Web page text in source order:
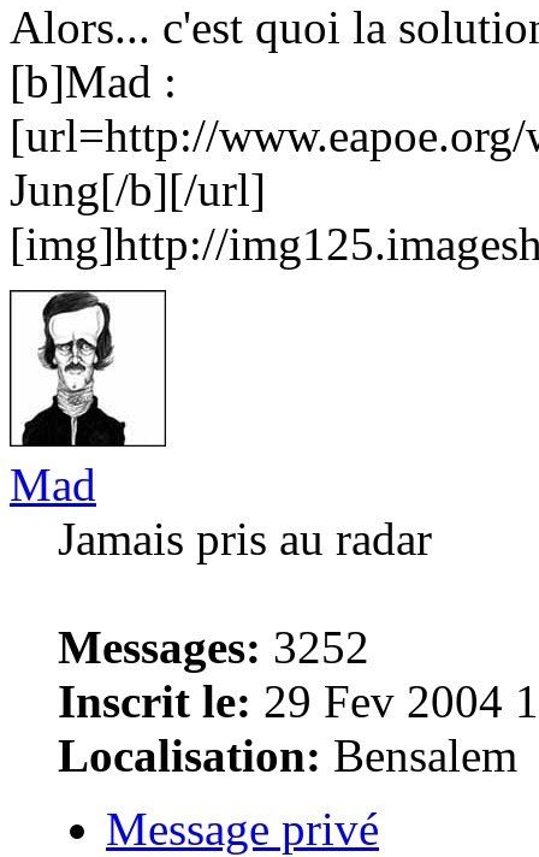
Alors... c'est quoi la
[b]Mad :
[url=http://
Jung[/b][/url]
[img]http://
Mad
Jamais pris au radar
Messages: 3252
Inscrit le: 29 Fev 2004
Localisation: Bensalem
Message privé